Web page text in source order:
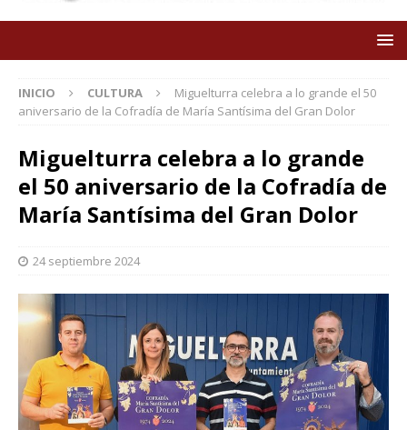
INICIO CULTURA
Miguelturra celebra a lo grande el 50
aniversario de la Cofradía de María Santísima del Gran Dolor
Miguelturra celebra a lo grande
el 50 aniversario de la Cofradía de
María Santísima del Gran Dolor
24 septiembre 2024